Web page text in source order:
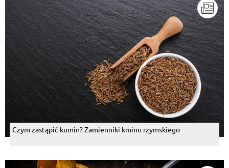
Czym zastąpić kumin? Zamienniki kminu rzymskiego